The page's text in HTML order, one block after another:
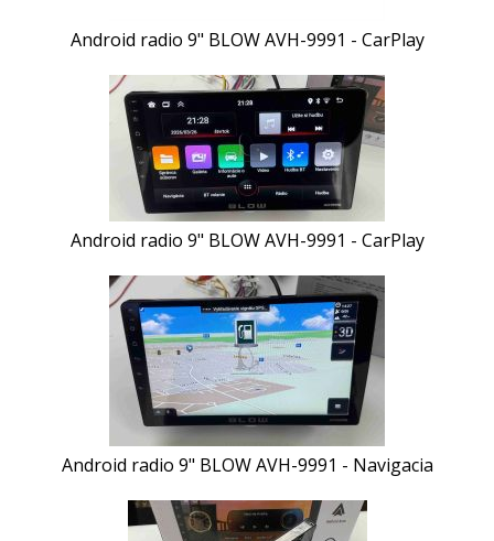
Android radio 9" BLOW AVH-9991 - CarPlay
Android radio 9" BLOW AVH-9991 - CarPlay
Android radio 9" BLOW AVH-9991 - Navigacia